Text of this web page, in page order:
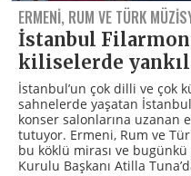
ERMENI, RUM VE TÜRK
İstanbul
kiliselerde
İstanbul’un çok dilli ve çok
sahnelerde yaşatan
konser salonlarına
tutuyor. Ermeni, Rum ve
bu köklü mirası ve bugünkü
Kurulu Başkanı Atilla